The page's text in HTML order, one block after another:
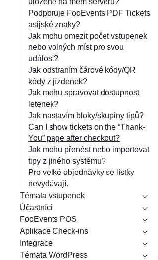
uložené na mém serveru?
Podporuje FooEvents PDF Tickets
asijské znaky?
Jak mohu omezit počet vstupenek
nebo volných míst pro svou
událost?
Jak odstraním čárové kódy/QR
kódy z jízdenek?
Jak mohu spravovat dostupnost
letenek?
Jak nastavím bloky/skupiny tipů?
Can I show tickets on the “Thank-
You” page after checkout?
Jak mohu přenést nebo importovat
tipy z jiného systému?
Pro velké objednávky se lístky
nevydávají.
Témata vstupenek
Účastníci
FooEvents POS
Aplikace Check-ins
Integrace
Témata WordPress